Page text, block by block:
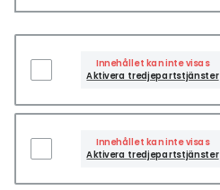
Innehållet kan inte visas
Aktivera tredjepartstjänster
Innehållet kan inte visas
Aktivera tredjepartstjänster